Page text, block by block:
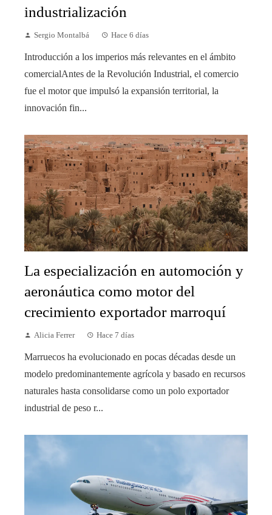
industrialización
Sergio Montalbá Hace 6 días
Introducción a los imperios más relevantes en el ámbito
comercialAntes de la Revolución Industrial, el comercio
fue el motor que impulsó la expansión territorial, la
innovación fin...
La especialización en automoción y
aeronáutica como motor del
crecimiento exportador marroquí
Alicia Ferrer Hace 7 días
Marruecos ha evolucionado en pocas décadas desde un
modelo predominantemente agrícola y basado en recursos
naturales hasta consolidarse como un polo exportador
industrial de peso r...